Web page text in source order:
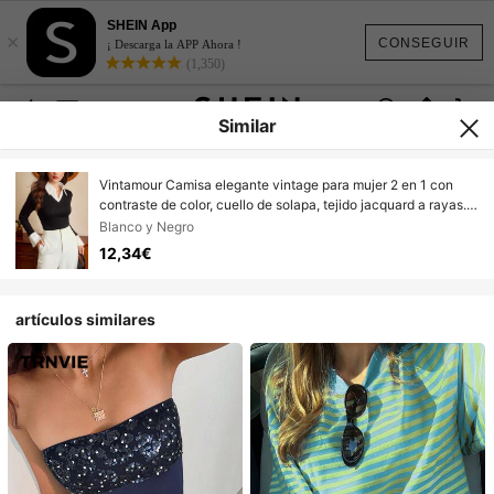
CONSEGUIR
×
SHEIN App
¡ Descarga la APP Ahora !
(1,350)
Similar
Vintamour Camisa elegante vintage para mujer 2 en 1 con
contraste de color, cuello de solapa, tejido jacquard a rayas.
Camiseta casual para ir al trabajo, vacaciones, festivales. Top
negro de invierno, Navidad, Año Nuevo, Acción de Gracias.
Top elegante y con estilo
Blanco y Negro
12,34€
artículos similares